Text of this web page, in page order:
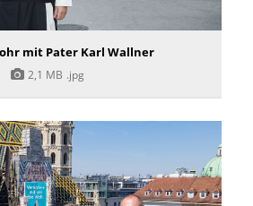
mit Pater Karl Wallner
2,1 MB .jpg